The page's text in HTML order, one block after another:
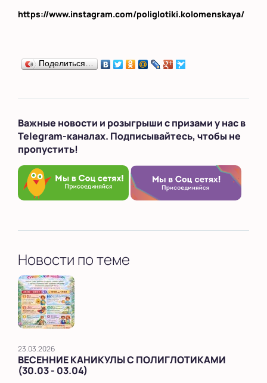
https://www.instagram.com/poliglotiki.kolomenskaya/
Поделиться…
Важные новости и розыгрыши с призами у нас в
Telegram-каналах. Подписывайтесь, чтобы не
пропустить!
Новости по теме
23.03.2026
ВЕСЕННИЕ КАНИКУЛЫ С ПОЛИГЛОТИКАМИ
(30.03 - 03.04)